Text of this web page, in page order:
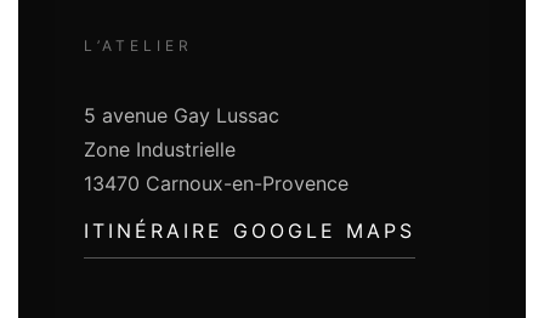
L’ATELIER
5 avenue Gay Lussac
Zone Industrielle
13470 Carnoux-en-Provence
ITINÉRAIRE GOOGLE MAPS